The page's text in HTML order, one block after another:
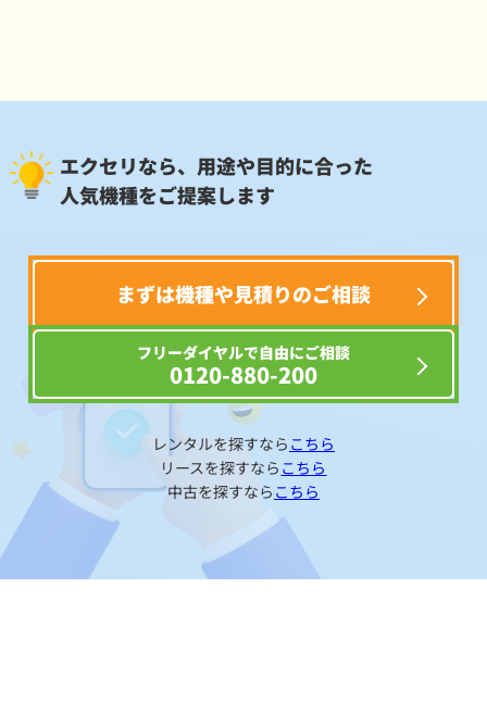
エクセリなら、用途や目的に合った
人気機種をご提案します
まずは機種や見積りのご相談
フリーダイヤルで自由にご相談
0120-880-200
レンタルを探すなら こちら
リースを探すなら こちら
中古を探すなら こちら